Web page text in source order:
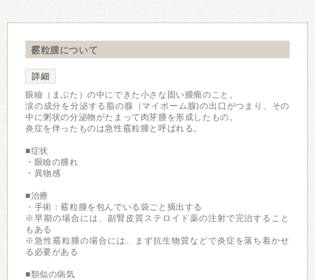
霰粒腫について
詳細
眼瞼（まぶた）の中にできた小さな固い腫瘤のこと。
涙の成分を分泌する脂の腺（マイボーム腺)の出口がつまり、その
中に粥状の分泌物がたまって肉芽腫を形成したもの。
炎症を伴ったものは急性霰粒腫と呼ばれる。
■症状
・眼瞼の腫れ
・異物感
■治療
・手術：霰粒腫を包んでいる袋ごと摘出する
※早期の場合には、副腎皮質ステロイド薬の注射で完治すること
もある
※急性霰粒腫の場合には、まず抗生物質などで炎症を落ち着かせ
る必要がある
■類似の病気